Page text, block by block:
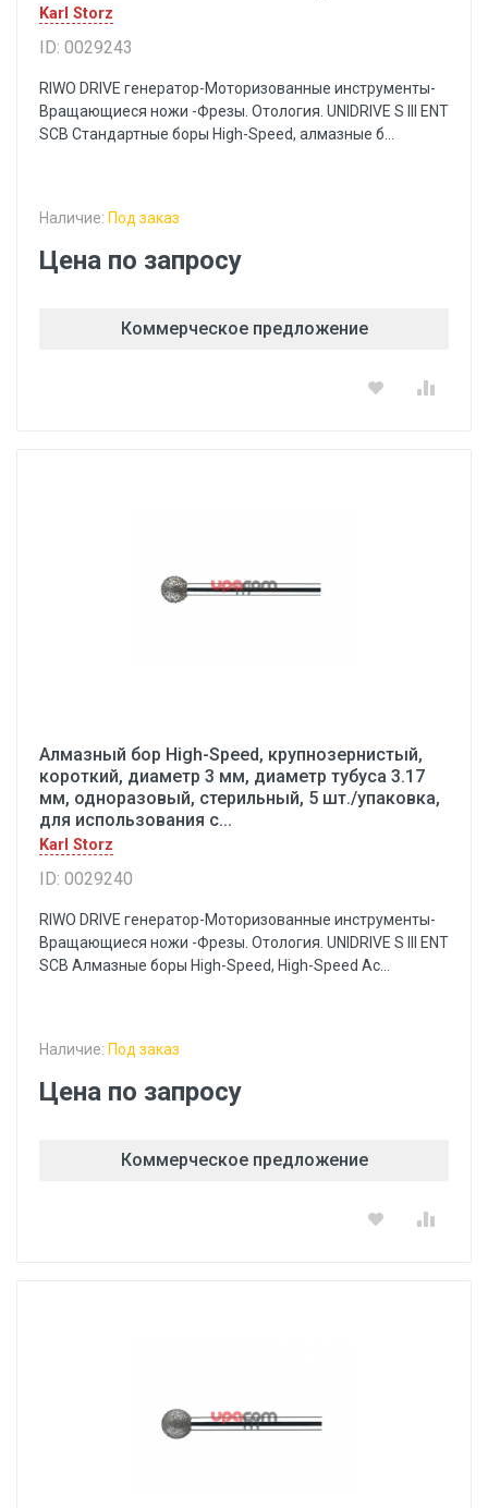
Karl Storz
ID: 0029243
RIWO DRIVE генератор-Моторизованные инструменты-
Вращающиеся ножи -Фрезы. Отология. UNIDRIVE S III ENT
SCB Стандартные боры High-Speed, алмазные б...
Наличие: Под заказ
Цена по запросу
Коммерческое предложение
Алмазный бор High-Speed, крупнозернистый,
короткий, диаметр 3 мм, диаметр тубуса 3.17
мм, одноразовый, стерильный, 5 шт./упаковка,
для использования с...
Karl Storz
ID: 0029240
RIWO DRIVE генератор-Моторизованные инструменты-
Вращающиеся ножи -Фрезы. Отология. UNIDRIVE S III ENT
SCB Алмазные боры High-Speed, High-Speed Ac...
Наличие: Под заказ
Цена по запросу
Коммерческое предложение